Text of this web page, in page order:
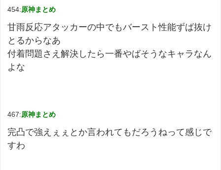
454:原神まとめ
甘雨反応アタッカーの中でもバースト性能ずば抜け
とるからなあ
付着問題さえ解決したら一番やばそうなキャラなん
よな
467:原神まとめ
完凸で強えぇぇとか言われてもだろうねって感じで
すわ